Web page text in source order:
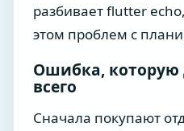
разбивает flutter
этом проблем с
Ошибка,
всего
Сначала покупают